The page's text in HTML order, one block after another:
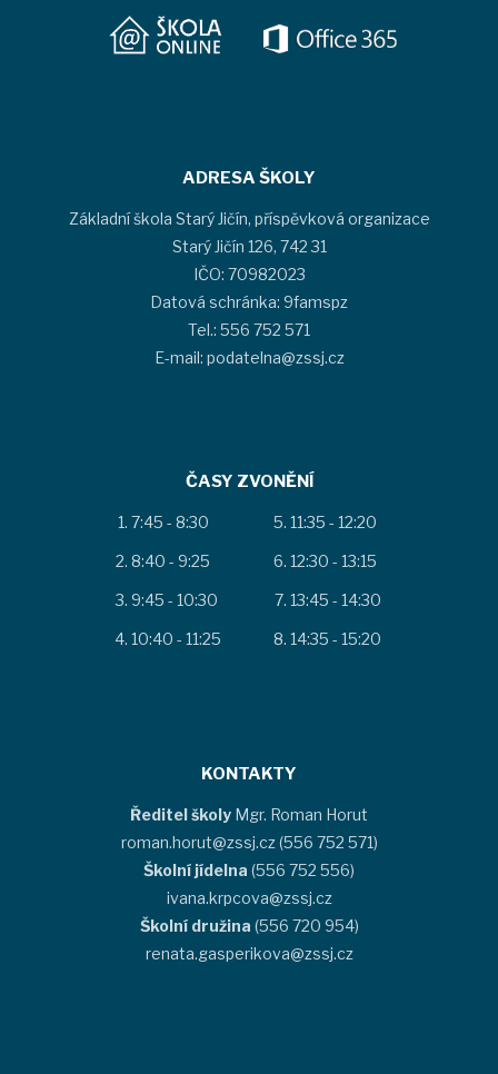
ADRESA ŠKOLY
Základní škola Starý Jičín, příspěvková organizace
Starý Jičín 126, 742 31
IČO: 70982023
Datová schránka: 9famspz
Tel.: 556 752 571
E-mail: podatelna@zssj.cz
ČASY ZVONĚNÍ
7:45 - 8:30
8:40 - 9:25
9:45 - 10:30
10:40 - 11:25
11:35 - 12:20
12:30 - 13:15
13:45 - 14:30
14:35 - 15:20
KONTAKTY
Ředitel školy Mgr. Roman Horut
roman.horut@zssj.cz (556 752 571)
Školní jídelna (556 752 556)
ivana.krpcova@zssj.cz
Školní družina (556 720 954)
renata.gasperikova@zssj.cz